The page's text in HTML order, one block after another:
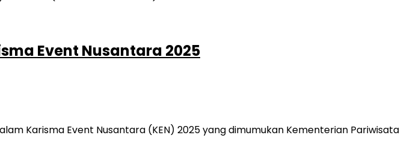
Event Nusantara 2025
Karisma Event Nusantara (KEN) 2025 yang dimumukan Kementerian Pariwisata